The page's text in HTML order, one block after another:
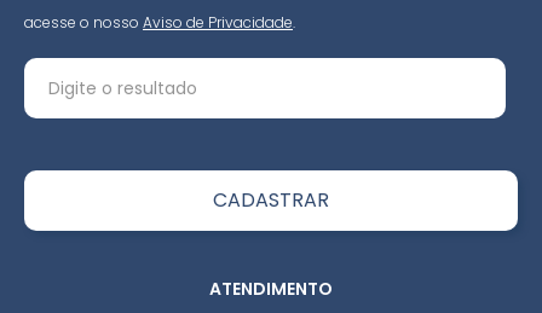
acesse o nosso Aviso de Privacidade.
ATENDIMENTO